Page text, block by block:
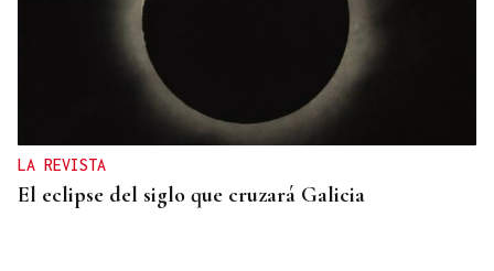
LA REVISTA
El eclipse del siglo que cruzará Galicia